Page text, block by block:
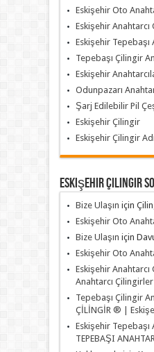
Eskişehir Oto
Eskişehir
Eskişehir Tepebaşı
Tepebaşı Çilingir
Eskişehir
Odunpazarı
Şarj Edilebilir Pil
Eskişehir Çilingir
Eskişehir Çilingir
Eskişehir Çilingir
Bize Ulaşın için
Eskişehir Oto
Bize Ulaşın için
Eskişehir Oto
Eskişehir
Anahtarcı
Tepebaşı Çilingir
ÇİLİNGİR ® |
Eskişehir Tepebaşı
TEPEBAŞI